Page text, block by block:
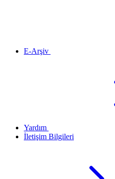
E-Arşiv
Yardım
İletişim Bilgileri